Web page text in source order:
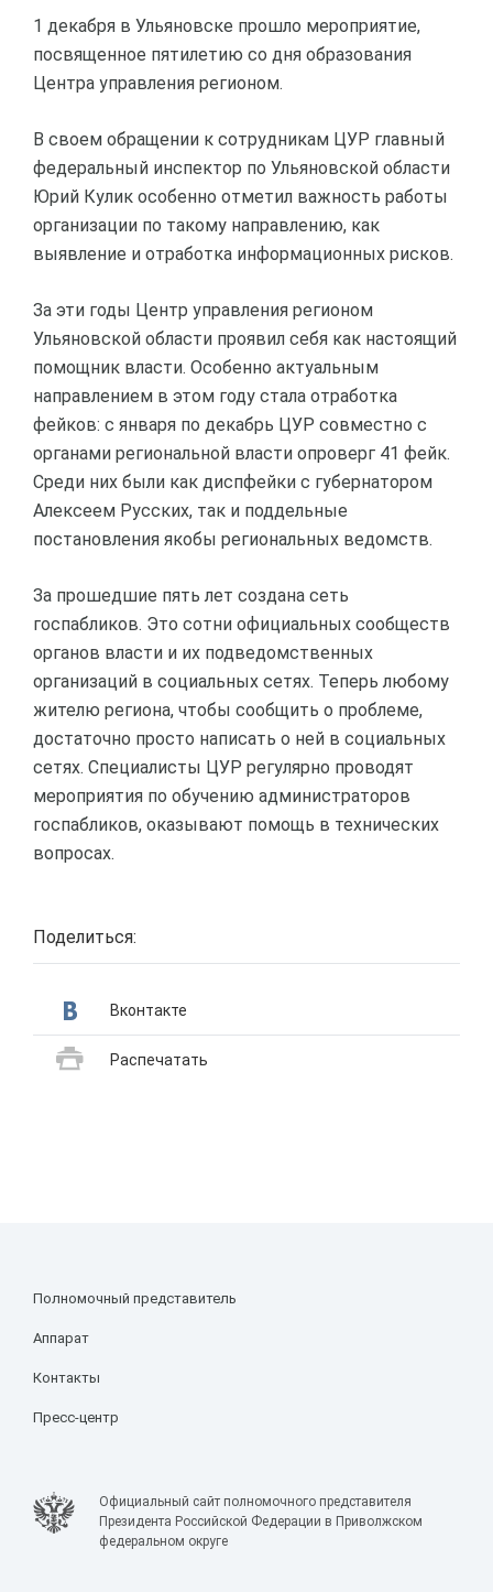
1 декабря в Ульяновске прошло мероприятие,
посвященное пятилетию со дня образования
Центра управления регионом.
В своем обращении к сотрудникам ЦУР главный
федеральный инспектор по Ульяновской области
Юрий Кулик особенно отметил важность работы
организации по такому направлению, как
выявление и отработка информационных рисков.
За эти годы Центр управления регионом
Ульяновской области проявил себя как настоящий
помощник власти. Особенно актуальным
направлением в этом году стала отработка
фейков: с января по декабрь ЦУР совместно с
органами региональной власти опроверг 41 фейк.
Среди них были как диспфейки с губернатором
Алексеем Русских, так и поддельные
постановления якобы региональных ведомств.
За прошедшие пять лет создана сеть
госпабликов. Это сотни официальных сообществ
органов власти и их подведомственных
организаций в социальных сетях. Теперь любому
жителю региона, чтобы сообщить о проблеме,
достаточно просто написать о ней в социальных
сетях. Специалисты ЦУР регулярно проводят
мероприятия по обучению администраторов
госпабликов, оказывают помощь в технических
вопросах.
Поделиться:
Вконтакте
Распечатать
Полномочный представитель
Аппарат
Контакты
Пресс-центр
Официальный сайт полномочного представителя
Президента Российской Федерации в Приволжском
федеральном округе